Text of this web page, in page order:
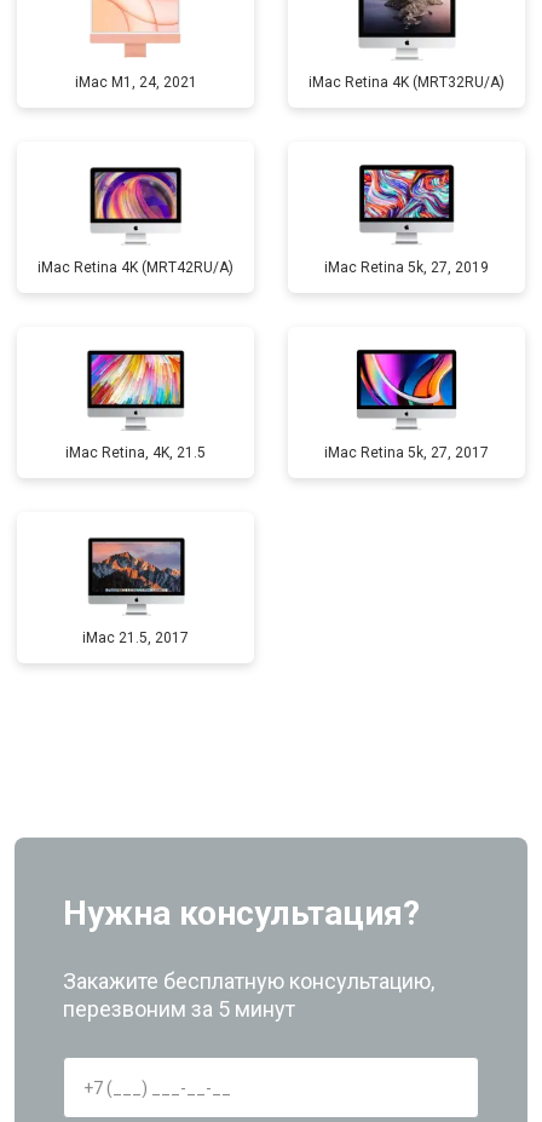
iMac M1, 24, 2021 iMac Retina 4K (MRT32RU/A)
iMac Retina 4K (MRT42RU/A) iMac Retina 5k, 27, 2019
iMac Retina, 4K, 21.5 iMac Retina 5k, 27, 2017
iMac 21.5, 2017
Нужна консультация?
Закажите бесплатную консультацию,
перезвоним за 5 минут